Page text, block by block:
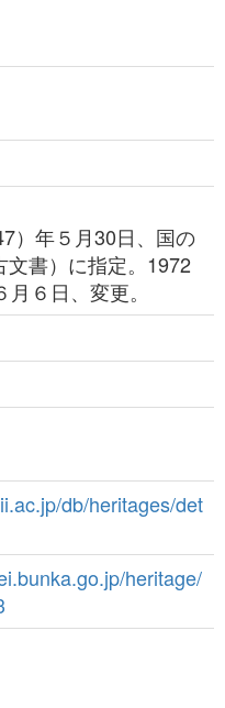
）年５月30日、国の
文書）に指定。1972
月６日、変更。
db/heritages/det
heritage/